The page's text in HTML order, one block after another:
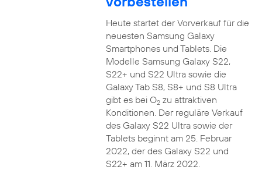
Heute startet der Vorverkauf für die
neuesten Samsung Galaxy
Smartphones und Tablets. Die
Modelle Samsung Galaxy S22,
S22+ und S22 Ultra sowie die
Galaxy Tab S8, S8+ und S8 Ultra
gibt es bei O2zu attraktiven
Konditionen. Der reguläre Verkauf
des Galaxy S22 Ultra sowie der
Tablets beginnt am 25. Februar
2022, der des Galaxy S22 und
S22+ am 11. März 2022.